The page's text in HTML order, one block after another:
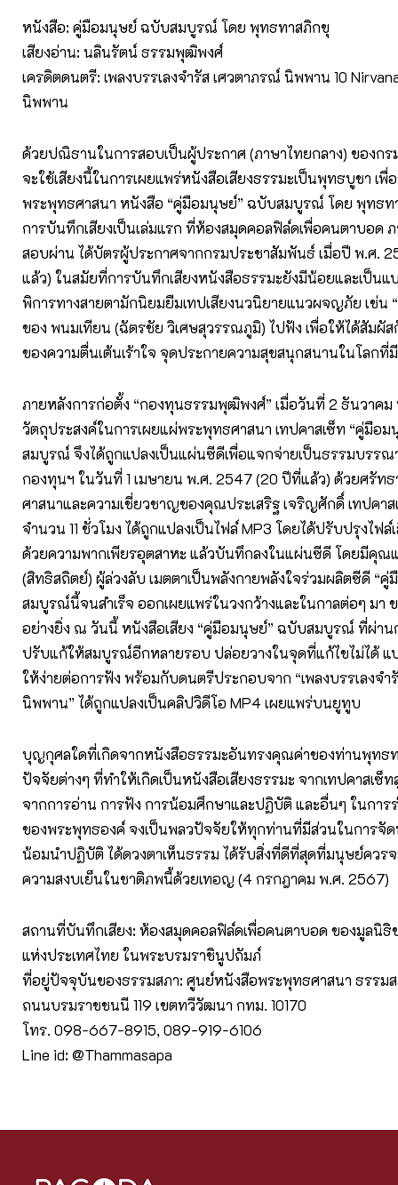
หนังสือ: คู่มือมนุษย์ ฉบับสมบูรณ์ โดย พุทธทาสภิกขุ
เสียงอ่าน: นลินรัตน์ ธรรมพุฒิพงศ์
เครดิตดนตรี: เพลงบรรเลงจำรัส เศวตาภรณ์ นิพพาน 10
นิพพาน
ด้วยปณิธานในการสอบเป็นผู้ประกาศ (ภาษาไทยกลาง) ของก
จะใช้เสียงนี้ในการเผยแพร่หนังสือเสียงธรรมะเป็นพุทธบูชา เพื่
พระพุทธศาสนา หนังสือ “คู่มือมนุษย์” ฉบับสมบูรณ์ โดย พุทธท
การบันทึกเสียงเป็นเล่มแรก ที่ห้องสมุดคอลฟิล์ดเพื่อคนตาบอด
สอบผ่าน ได้บัตรผู้ประกาศจากกรมประชาสัมพันธ์ เมื่อปี พ.ศ.
แล้ว) ในสมัยที่การบันทึกเสียงหนังสือธรรมะยังมีน้อยและเป็นแ
พิการทางสายตามักนิยมยืมเทปเสียงนวนิยายแนวผจญภัย เช่น
ของ พนมเทียน (ฉัตรชัย วิเศษสุวรรณภูมิ) ไปฟัง เพื่อให้ได้สัมผั
ของความตื่นเต้นเร้าใจ จุดประกายความสุขสนุกสนานในโลกที่
ภายหลังการก่อตั้ง “กองทุนธรรมพุฒิพงศ์” เมื่อวันที่ 2 ธันวาค
วัตถุประสงค์ในการเผยแผ่พระพุทธศาสนา เทปคาสเซ็ท “คู่มือ
สมบูรณ์ จึงได้ถูกแปลงเป็นแผ่นซีดีเพื่อแจกจ่ายเป็นธรรมบรรณ
กองทุนฯ ในวันที่ 1 เมษายน พ.ศ. 2547 (20 ปีที่แล้ว) ด้วยศรัท
ศาสนาและความเชี่ยวชาญของคุณประเสริฐ เจริญศักดิ์ เทปคาส
จำนวน 11 ชั่วโมง ได้ถูกแปลงเป็นไฟล์ MP3 โดยได้ปรับปรุงไฟล์
ด้วยความพากเพียรอุตสาหะ แล้วบันทึกลงในแผ่นซีดี โดยมีคุ
(สิทธิสถิตย์) ผู้ล่วงลับ เมตตาเป็นพลังกายพลังใจร่วมผลิตซีดี “
สมบูรณ์นี้จนสำเร็จ ออกเผยแพร่ในวงกว้างและในกาลต่อๆ มา
อย่างยิ่งณ วันนี้ หนังสือเสียง “คู่มือมนุษย์” ฉบับสมบูรณ์ ที่ผ่าน
ปรับแก้ให้สมบูรณ์อีกหลายรอบ ปล่อยวางในจุดที่แก้ไขไม่ได้ แ
ให้ง่ายต่อการฟัง พร้อมกับดนตรีประกอบจาก “เพลงบรรเลงจำ
นิพพาน” ได้ถูกแปลงเป็นคลิปวิดีโอ MP4 เผยแพร่บนยูทูบ
บุญกุศลใดที่เกิดจากหนังสือธรรมะอันทรงคุณค่าของท่านพุทธท
ปัจจัยต่างๆ ที่ทำให้เกิดเป็นหนังสือเสียงธรรมะ จากเทปคาสเซ็
จากการอ่าน การฟัง การน้อมศึกษาและปฏิบัติ และอื่นๆ ในการ
ของพระพุทธองค์ จงเป็นพลวปัจจัยให้ทุกท่านที่มีส่วนในการจั
น้อมนำปฏิบัติ ได้ดวงตาเห็นธรรม ได้รับสิ่งที่ดีที่สุดที่มนุษย์ควรจ
ความสงบเย็นในชาติภพนี้ด้วยเทอญ (4 กรกฎาคม พ.ศ. 2567)
สถานที่บันทึกเสียง: ห้องสมุดคอลฟิล์ดเพื่อคนตาบอด ของมูลนิ
แห่งประเทศไทย ในพระบรมราชินูปถัมภ์
ที่อยู่ปัจจุบันของธรรมสภา: ศูนย์หนังสือพระพุทธศาสนา ธรรมส
ถนนบรมราชชนนี 119 เขตทวีวัฒนา กทม. 10170
โทร. 098-667-8915, 089-919-6106
Line id: @Thammasapa